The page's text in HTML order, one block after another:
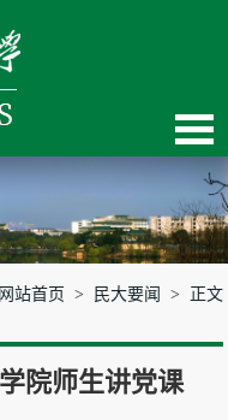
网站首页 > 民大要闻 > 正文
院师生讲党课